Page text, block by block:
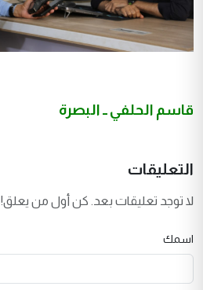
قاسم الحلفي ــ البصرة
التعليقات
لا توجد تعليقات بعد. كن أول من يعلق!
اسمك